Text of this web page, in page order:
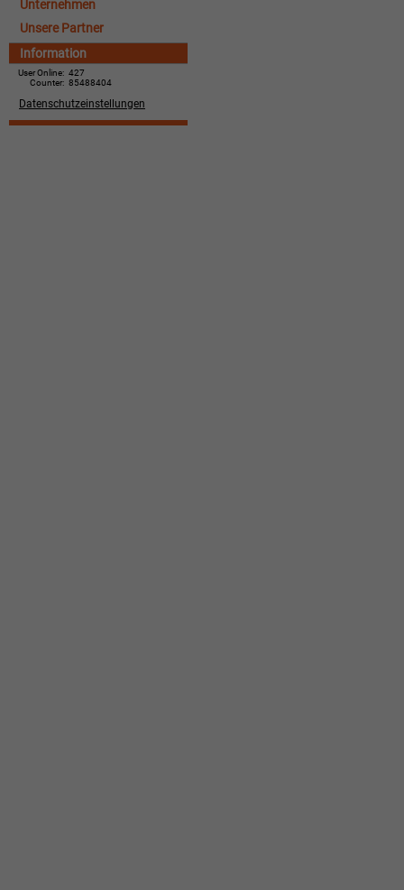
Unternehmen
Unsere Partner
Information
User Online: 427
Counter: 85488404
Datenschutzeinstellungen